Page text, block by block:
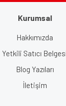
Kurumsal
Hakkımızda
Yetkili Satıcı
Blog Yazıları
İletişim